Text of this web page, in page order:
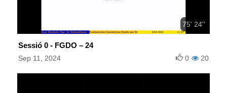
75' 24''
Sessió 0 - FGDO – 24
Sep 11, 2024 20
0